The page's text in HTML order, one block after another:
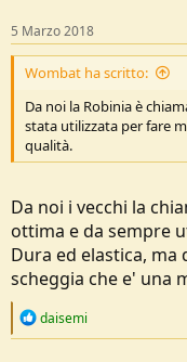
s
:
5 Marzo 2018
Wombat ha scritto:
Da noi la Robinia è
stata utilizzata per fare
qualità.
Da noi i vecchi la
ottima e da sempre
Dura ed elastica,
scheggia che e' una
R
daisemi